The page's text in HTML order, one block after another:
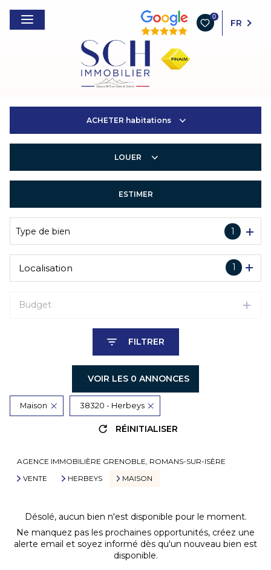
0
FR
ACHETER habitations
Entreprises
LOUER
Entreprises
ESTIMER
Type de bien 1
1
Localisation
Budget
FILTRER
VOIR LES 0 ANNONCES
Maison 38320 - Herbeys
RÉINITIALISER
AGENCE IMMOBILIÈRE GRENOBLE, ROMANS-SUR-ISÈRE
VENTE
HERBEYS MAISON
Désolé, aucun bien n'est disponible pour le moment.
Ne manquez pas les prochaines opportunités, créez une
alerte email et soyez informé dès qu'un nouveau bien est
disponible.